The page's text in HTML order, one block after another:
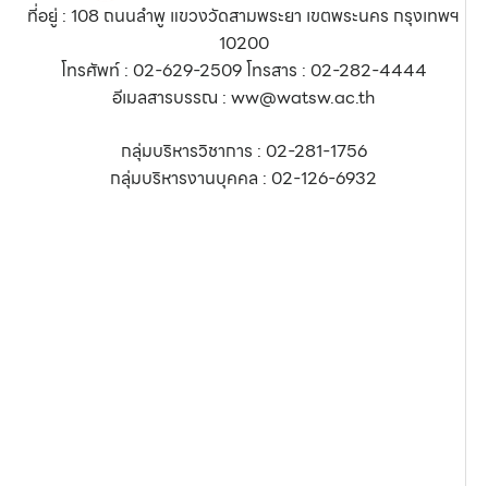
ที่อยู่ : 108 ถนนลำพู แขวงวัดสามพระยา เขตพระนคร กรุงเทพฯ
10200
โทรศัพท์ : 02-629-2509 โทรสาร : 02-282-4444
อีเมลสารบรรณ : ww@watsw.ac.th
กลุ่มบริหารวิชาการ : 02-281-1756
กลุ่มบริหารงานบุคคล : 02-126-6932